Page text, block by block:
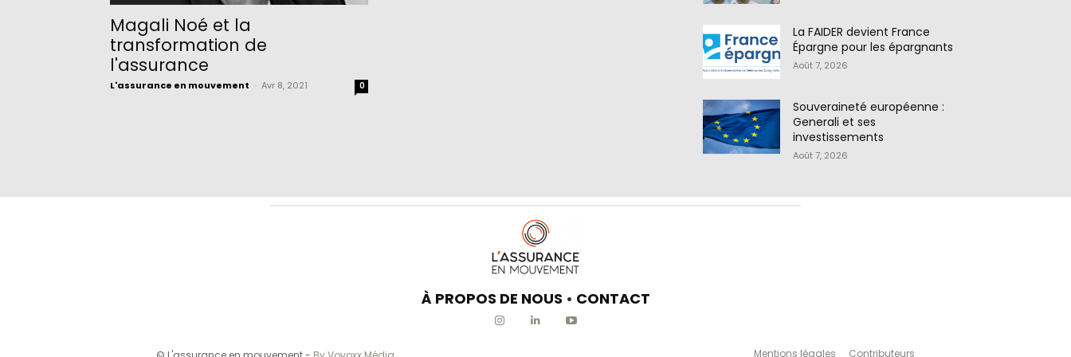
Magali Noé et la
transformation de
l'assurance
L'assurance en mouvement Avr 8, 2021 0
La FAIDER devient France
Épargne pour les épargnants
Août 7, 2026
Souveraineté européenne :
Generali et ses
investissements
Août 7, 2026
À PROPOS DE NOUS • CONTACT
Mentions légales Contributeurs